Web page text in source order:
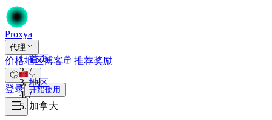
Proxya
代理
价格地区博客 推荐奖励
登录 开始使用
首页
/
地区
/
加拿大